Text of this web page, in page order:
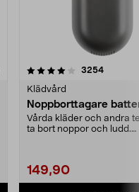
3254
Klädvård
Noppborttagare
Vårda kläder och andra
ta bort noppor och ludd.
149,90
4.5av 5 stjärnor